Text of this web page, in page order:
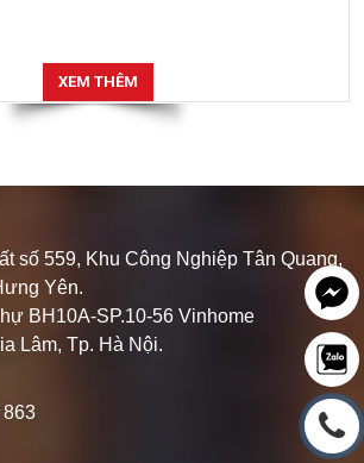
XEM THÊM
số 559, Khu Công Nghiệp Tân Quang,
Yên.
BH10A-SP.10-56 Vinhome
Lâm, Tp. Hà Nội.
863